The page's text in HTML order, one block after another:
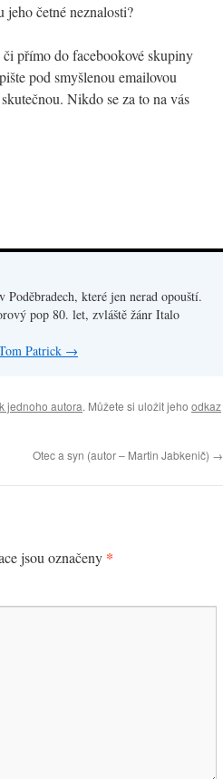
četné neznalosti?
přímo do facebookové skupiny
pod smyšlenou emailovou
Nikdo se za to na vás
které jen nerad opouští.
pop 80. let, zvláště žánr Italo
Patrick →
jednoho autora. Můžete si uložit jeho odkaz
Otec a syn (autor – Martin Jabkenič) →
jsou označeny *